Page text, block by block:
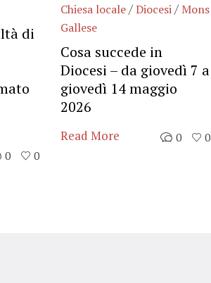
di
0 0
Chiesa locale/Diocesi/ Mons
Gallese
Cosa succede in
Diocesi – da giovedì 7 a
giovedì 14 maggio
2026
0 0
Read More